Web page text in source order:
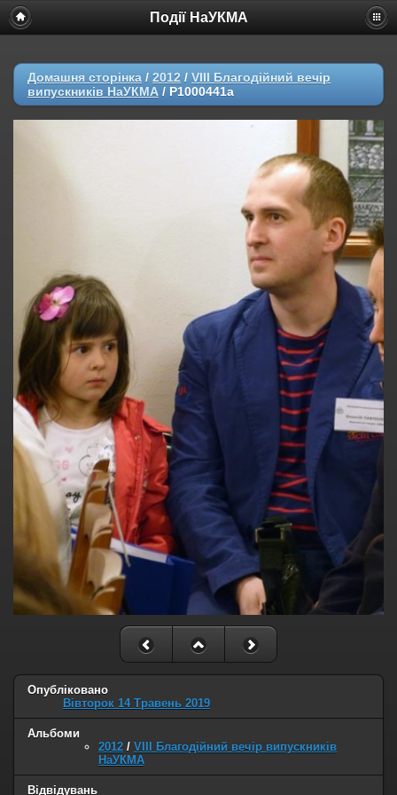
Події НаУКМА
Домашня сторінка / 2012 / VIII Благодійний вечір
випускників НаУКМА / P1000441a
Опубліковано
Вівторок 14 Травень 2019
Альбоми
2012 / VIII Благодійний вечір випускників
НаУКМА
Відвідувань